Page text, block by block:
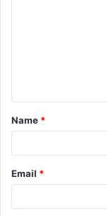
t
*
Name *
Email *